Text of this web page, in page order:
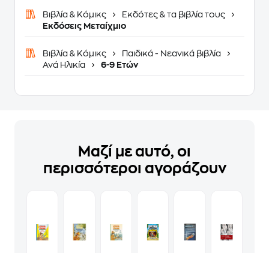
Βιβλία & Κόμικς
Εκδότες & τα βιβλία τους
Εκδόσεις Μεταίχμιο
Βιβλία & Κόμικς
Παιδικά - Νεανικά βιβλία
Ανά Ηλικία
6-9 Ετών
Μαζί με αυτό, οι
περισσότεροι αγοράζουν